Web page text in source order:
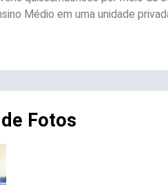
Médio em uma unidade
Fotos